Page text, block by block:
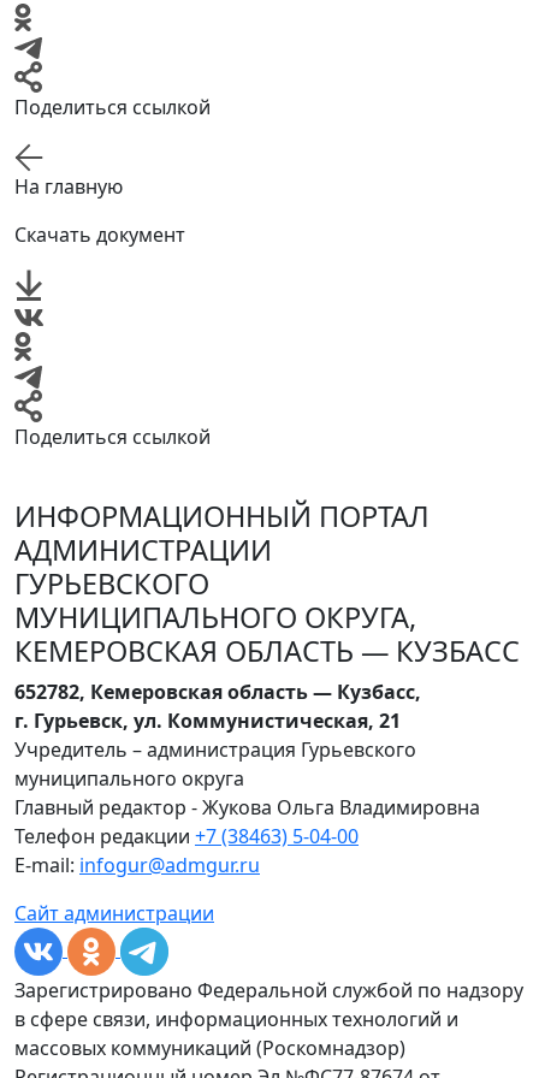
Поделиться ссылкой
На главную
Скачать документ
Поделиться ссылкой
ИНФОРМАЦИОННЫЙ ПОРТАЛ
АДМИНИСТРАЦИИ
ГУРЬЕВСКОГО
МУНИЦИПАЛЬНОГО ОКРУГА,
КЕМЕРОВСКАЯ ОБЛАСТЬ — КУЗБАСС
652782, Кемеровская область — Кузбасс,
г. Гурьевск, ул. Коммунистическая, 21
Учредитель – администрация Гурьевского
муниципального округа
Главный редактор - Жукова Ольга Владимировна
Телефон редакции +7 (38463) 5-04-00
E-mail: infogur@admgur.ru
Сайт администрации
Зарегистрировано Федеральной службой по надзору
в сфере связи, информационных технологий и
массовых коммуникаций (Роскомнадзор)